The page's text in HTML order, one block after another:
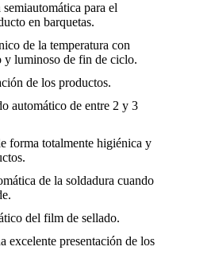
semiautomática para el
en barquetas.
de la temperatura con
y luminoso de fin de ciclo.
de los productos.
automático de entre 2 y 3
forma totalmente higiénica y
de la soldadura cuando
del film de sellado.
excelente presentación de los